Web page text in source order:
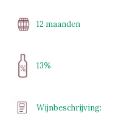
12 maanden
13%
Wijnbeschrijving: